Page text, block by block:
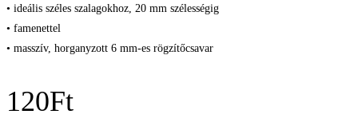
• ideális széles szalagokhoz, 20 mm szélességig
• famenettel
• masszív, horganyzott 6 mm-es rögzítőcsavar
120Ft